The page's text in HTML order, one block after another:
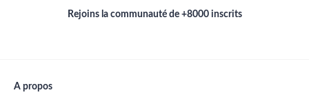
Rejoins la communauté de +8000 inscrits
A propos